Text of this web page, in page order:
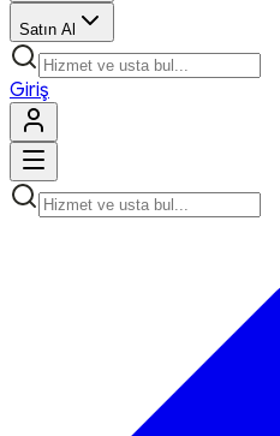
Satın Al
Giriş